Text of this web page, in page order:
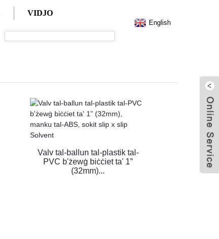
VIDJO
English
Valv tal-ballun tal-plastik tal-
PVC b'żewġ biċċiet ta' 1”
(32mm)...